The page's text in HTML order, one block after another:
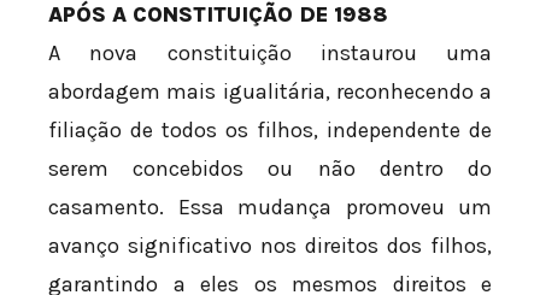
APÓS A CONSTITUIÇÃO DE 1988
A nova constituição instaurou uma
abordagem mais igualitária, reconhecendo a
filiação de todos os filhos, independente de
serem concebidos ou não dentro do
casamento. Essa mudança promoveu um
avanço significativo nos direitos dos filhos,
garantindo a eles os mesmos direitos e